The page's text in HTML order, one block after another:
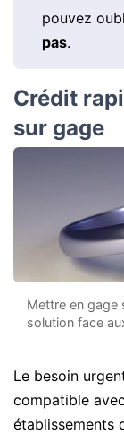
pouvez
pas.
Crédit
sur gage
Mettre en gage
solution face
Le besoin
compatible
établissements